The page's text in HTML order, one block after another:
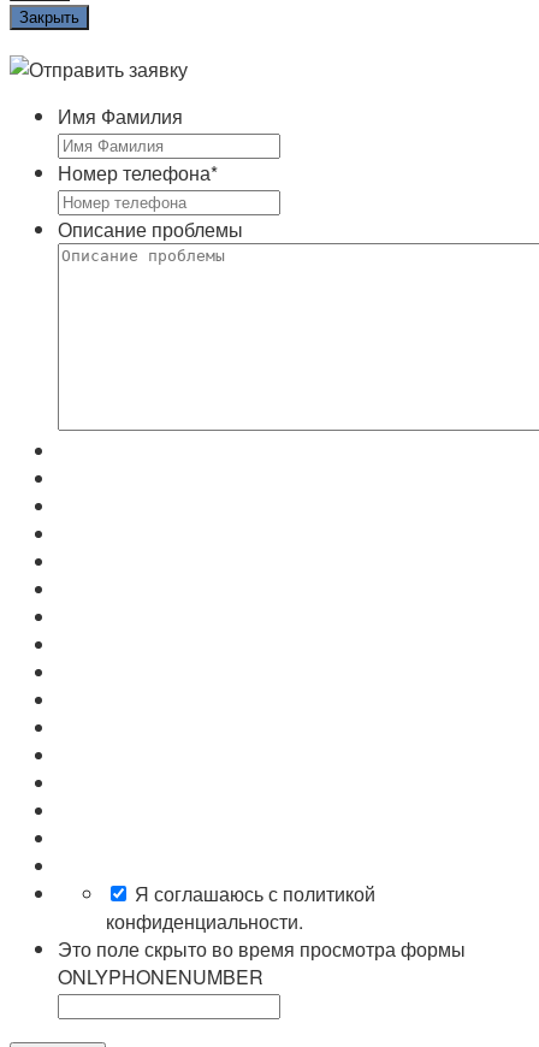
Закрыть
Имя Фамилия
Номер телефона*
Описание проблемы
Я соглашаюсь с политикой
конфиденциальности.
Это поле скрыто во время просмотра формы
ONLYPHONENUMBER